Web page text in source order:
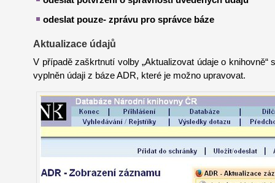
odeslat pouze- zprávu pro správce báze
Aktualizace údajů
V případě zaškrtnutí volby „Aktualizovat údaje o knihovně“
vyplněn údaji z báze ADR, které je možno upravovat.